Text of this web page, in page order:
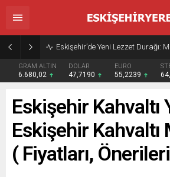
GRAM ALTIN
6.680,02
DOLAR
47,7190
EURO
55,2239
Eskişehir Kahvaltı
Eskişehir Kahvaltı
( Fiyatları,